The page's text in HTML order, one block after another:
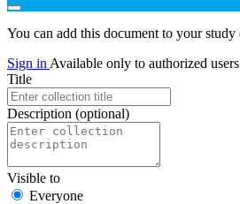
You can add this document to your
Sign in Available only to authorized users
Title
Description (optional)
Visible to
Everyone